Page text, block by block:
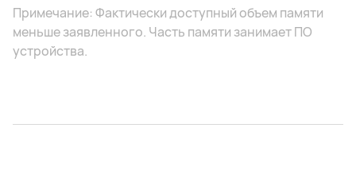
Примечание: Фактически доступный объем памяти
меньше заявленного. Часть памяти занимает ПО
устройства.